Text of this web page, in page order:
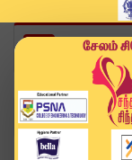
Home Topics